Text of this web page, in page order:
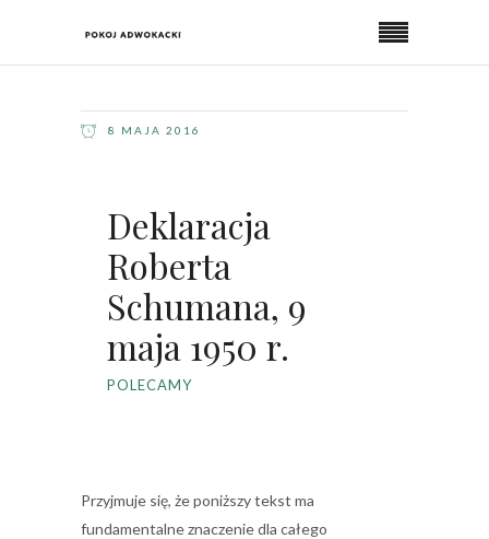
8 MAJA 2016
Deklaracja
Roberta
Schumana, 9
maja 1950 r.
POLECAMY
Przyjmuje się, że poniższy tekst ma
fundamentalne znaczenie dla całego